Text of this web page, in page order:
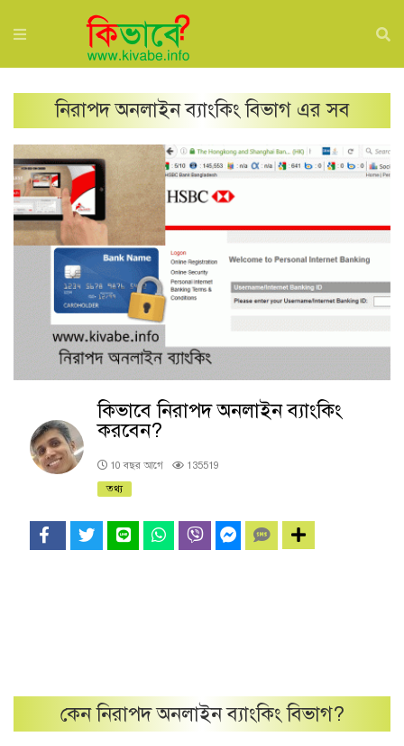
নিরাপদ অনলাইন ব্যাংকিংবিভাগ এর সব
কিভাবে নিরাপদ অনলাইন ব্যাংকিং
করবেন?
10 বছর আগে
135519
তথ্য
কেননিরাপদ অনলাইন ব্যাংকিংবিভাগ?